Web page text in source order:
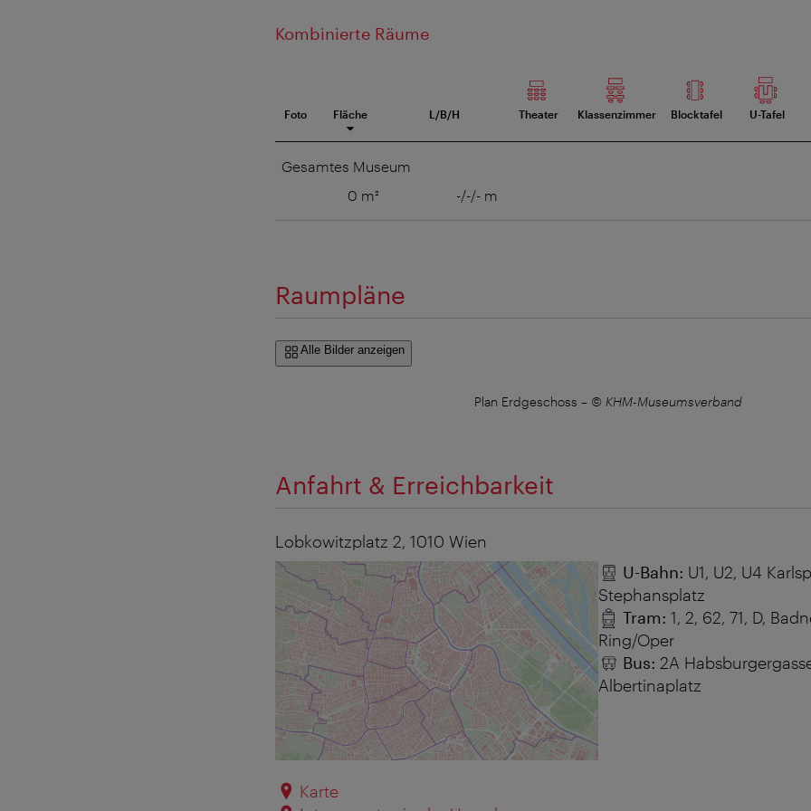
Kombinierte Räume
Meetingraum
Foto Fläche L/B/H Theater Klassenzimmer Blocktafel U-Tafel
Gesamtes Museum
0 m²
-/-/- m
Raumpläne
Alle Bilder anzeigen
Plan Erdgeschoss – © KHM-Museumsverband
Anfahrt & Erreichbarkeit
Lobkowitzplatz 2,1010Wien
Karte
U-Bahn: U1, U2, U4
Stephansplatz
Tram: 1, 2, 62, 71, D,
Ring/Oper
Bus: 2A
Albertinaplatz